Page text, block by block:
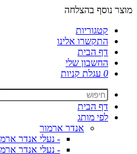
מוצר נוסף בהצלחה
קטגוריות
התקשרו אלינו
דף הבית
החשבון שלי
0 עגלת קניות
דף הבית
לפי מותג
אנדר ארמור
- נעלי אנדר
- נעלי אנדר